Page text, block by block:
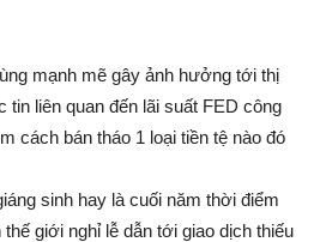
mạnh mẽ gây ảnh hưởng tới thị
liên quan đến lãi suất FED công
cách bán tháo 1 loại tiền tệ nào đó
sinh hay là cuối năm thời điểm
thế giới nghỉ lễ dẫn tới giao dịch thiếu